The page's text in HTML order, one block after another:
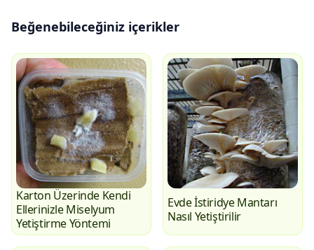
Beğenebileceğiniz içerikler
Karton Üzerinde Kendi
Ellerinizle Miselyum
Yetiştirme Yöntemi
Evde İstiridye Mantarı
Nasıl Yetiştirilir